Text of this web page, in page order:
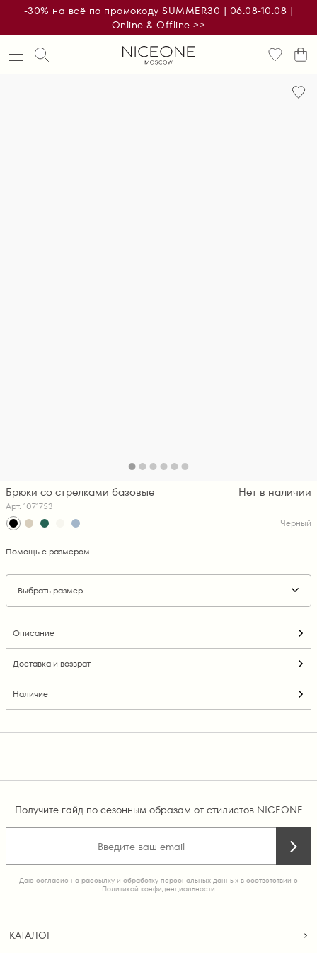
-30% на всё по промокоду SUMMER30 | 06.08-10.08 |
Online & Offline >>
Брюки со стрелками базовые
Арт. 1071753
Нет в наличии
Черный
Помощь с размером
Выбрать размер
Описание
Доставка и возврат
Наличие
Получите гайд по сезонным образам от стилистов NICEONE
Даю согласие на рассылку и обработку персональных данных в соответствии с
Политикой конфиденциальности
КАТАЛОГ